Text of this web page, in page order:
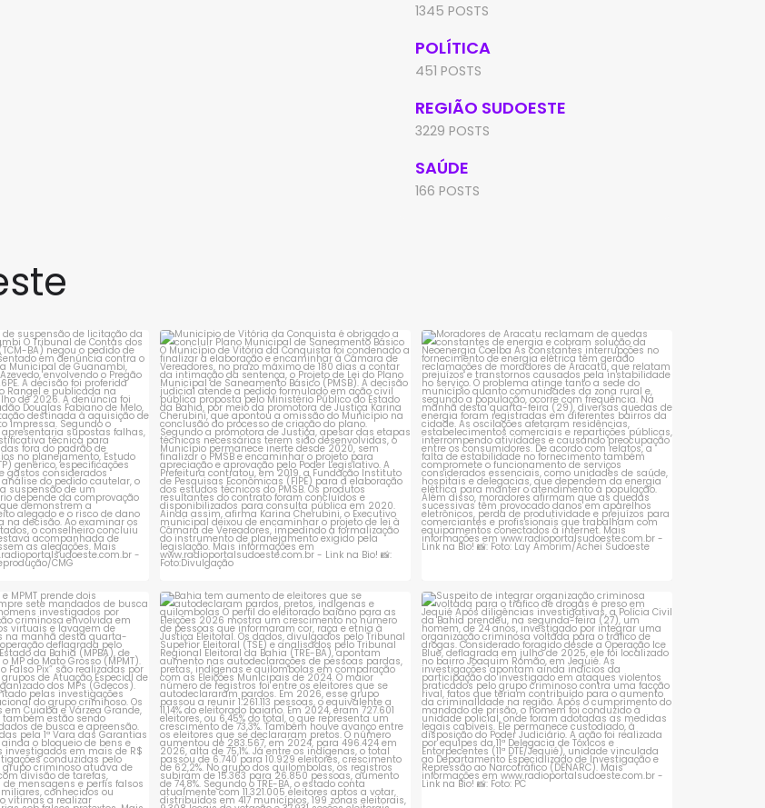
1345 POSTS
POLÍTICA
451 POSTS
REGIÃO SUDOESTE
3229 POSTS
SAÚDE
166 POSTS
de suspensão de
da...
1 0
Município de Vitória da Conquista é
obrigado a...
1 0
Moradores de Aracatu reclamam de
quedas constantes...
1 0
e MPMT prende dois
e...
1 0
Bahia tem aumento de eleitores que se
autodeclaram...
1 0
Suspeito de integrar organização criminosa
voltada...
1 0